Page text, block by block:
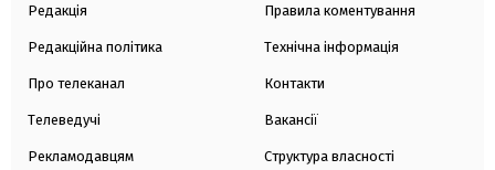
Редакція
Редакційна політика
Про телеканал
Телеведучі
Рекламодавцям
Правила коментування
Технічна інформація
Контакти
Вакансії
Структура власності